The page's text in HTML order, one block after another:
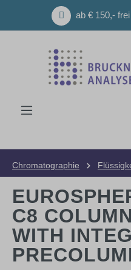
Zum Hauptinhalt springen
ab € 150,-
Chromatographie
C8
WITH